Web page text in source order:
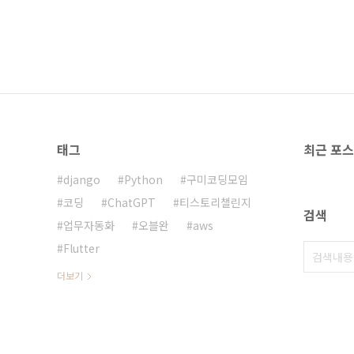
태그
django Python
구미코딩모임
코딩
ChatGPT
티스토리챌린지
업무자동화
오블완
aws
Flutter
더보기
최근 포
검색